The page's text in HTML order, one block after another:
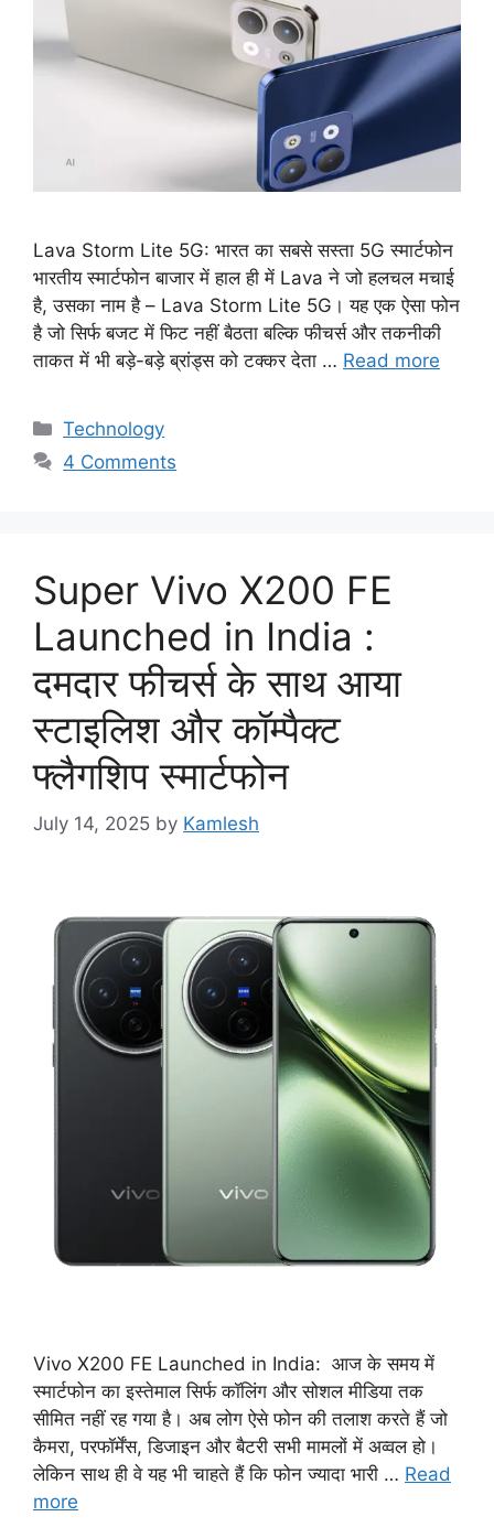
Lava Storm Lite 5G: भारत का सबसे सस्ता 5G स्मार्टफोन
भारतीय स्मार्टफोन बाजार में हाल ही में Lava ने जो हलचल मचाई
है, उसका नाम है – Lava Storm Lite 5G। यह एक ऐसा फोन
है जो सिर्फ बजट में फिट नहीं बैठता बल्कि फीचर्स और तकनीकी
ताकत में भी बड़े-बड़े ब्रांड्स को टक्कर देता … Read more
Categories
Technology
4 Comments
Super Vivo X200 FE
Launched in India :
दमदार फीचर्स के साथ आया
स्टाइलिश और कॉम्पैक्ट
फ्लैगशिप स्मार्टफोन
July 14, 2025 by Kamlesh
Vivo X200 FE Launched in India: आज के समय में
स्मार्टफोन का इस्तेमाल सिर्फ कॉलिंग और सोशल मीडिया तक
सीमित नहीं रह गया है। अब लोग ऐसे फोन की तलाश करते हैं जो
कैमरा, परफॉर्मेंस, डिजाइन और बैटरी सभी मामलों में अव्वल हो।
लेकिन साथ ही वे यह भी चाहते हैं कि फोन ज्यादा भारी … Read
more